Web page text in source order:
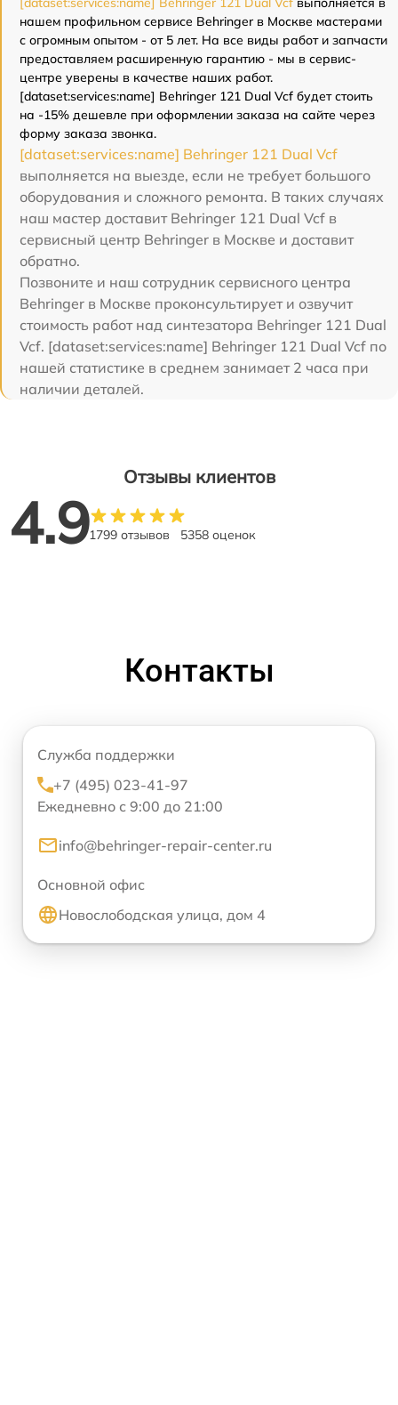
нашем профильном сервисе Behringer в Москве мастерами
с огромным опытом - от 5 лет. На все виды работ и запчасти
предоставляем расширенную гарантию - мы в сервис-
центре уверены в качестве наших работ.
[dataset:services:name] Behringer 121 Dual Vcf будет стоить
на -15% дешевле при оформлении заказа на сайте через
форму заказа звонка.
[dataset:services:name] Behringer 121 Dual Vcf
выполняется на выезде, если не требует большого
оборудования и сложного ремонта. В таких случаях
наш мастер доставит Behringer 121 Dual Vcf в
сервисный центр Behringer в Москве и доставит
обратно.
Позвоните и наш сотрудник сервисного центра
Behringer в Москве проконсультирует и озвучит
стоимость работ над синтезатора Behringer 121 Dual
Vcf. [dataset:services:name] Behringer 121 Dual Vcf по
нашей статистике в среднем занимает 2 часа при
наличии деталей.
Отзывы клиентов
4.91799 отзывов 5358 оценок
Контакты
Служба поддержки
+7 (495) 023-41-97
Ежедневно с 9:00 до 21:00
info@behringer-repair-center.ru
Основной офис
Новослободская улица, дом 4